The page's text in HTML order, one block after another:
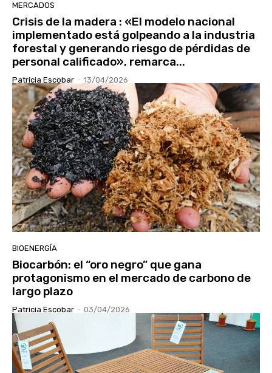
MERCADOS
Crisis de la madera : «El modelo nacional
implementado está golpeando a la industria
forestal y generando riesgo de pérdidas de
personal calificado», remarca...
Patricia Escobar - 13/04/2026
BIOENERGÍA
Biocarbón: el “oro negro” que gana
protagonismo en el mercado de carbono de
largo plazo
Patricia Escobar - 03/04/2026